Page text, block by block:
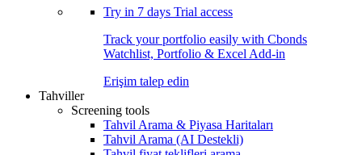
Try in 7 days Trial access
Track your portfolio easily with Cbonds
Watchlist, Portfolio & Excel Add-in
Erişim talep edin
Tahviller
Screening tools
Tahvil Arama & Piyasa Haritaları
Tahvil Arama (AI Destekli)